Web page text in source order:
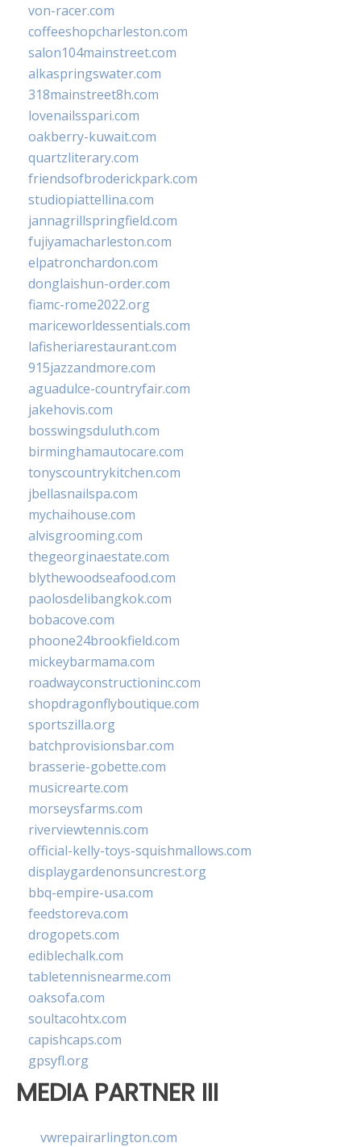
von-racer.com
coffeeshopcharleston.com
salon104mainstreet.com
alkaspringswater.com
318mainstreet8h.com
lovenailsspari.com
oakberry-kuwait.com
quartzliterary.com
friendsofbroderickpark.com
studiopiattellina.com
jannagrillspringfield.com
fujiyamacharleston.com
elpatronchardon.com
donglaishun-order.com
fiamc-rome2022.org
mariceworldessentials.com
lafisheriarestaurant.com
915jazzandmore.com
aguadulce-countryfair.com
jakehovis.com
bosswingsduluth.com
birminghamautocare.com
tonyscountrykitchen.com
jbellasnailspa.com
mychaihouse.com
alvisgrooming.com
thegeorginaestate.com
blythewoodseafood.com
paolosdelibangkok.com
bobacove.com
phoone24brookfield.com
mickeybarmama.com
roadwayconstructioninc.com
shopdragonflyboutique.com
sportszilla.org
batchprovisionsbar.com
brasserie-gobette.com
musicrearte.com
morseysfarms.com
riverviewtennis.com
official-kelly-toys-squishmallows.com
displaygardenonsuncrest.org
bbq-empire-usa.com
feedstoreva.com
drogopets.com
ediblechalk.com
tabletennisnearme.com
oaksofa.com
soultacohtx.com
capishcaps.com
gpsyfl.org
MEDIA PARTNER III
vwrepairarlington.com